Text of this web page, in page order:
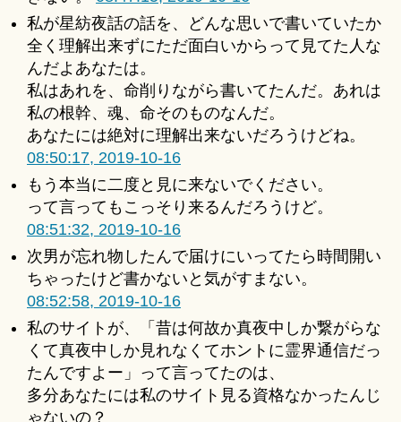
私が星紡夜話の話を、どんな思いで書いていたか
全く理解出来ずにただ面白いからって見てた人な
んだよあなたは。
私はあれを、命削りながら書いてたんだ。あれは
私の根幹、魂、命そのものなんだ。
あなたには絶対に理解出来ないだろうけどね。
08:50:17, 2019-10-16
もう本当に二度と見に来ないでください。
って言ってもこっそり来るんだろうけど。
08:51:32, 2019-10-16
次男が忘れ物したんで届けにいってたら時間開い
ちゃったけど書かないと気がすまない。
08:52:58, 2019-10-16
私のサイトが、「昔は何故か真夜中しか繋がらな
くて真夜中しか見れなくてホントに霊界通信だっ
たんですよー」って言ってたのは、
多分あなたには私のサイト見る資格なかったんじ
ゃないの？